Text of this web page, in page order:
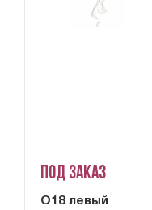
Под заказ
О18 левый